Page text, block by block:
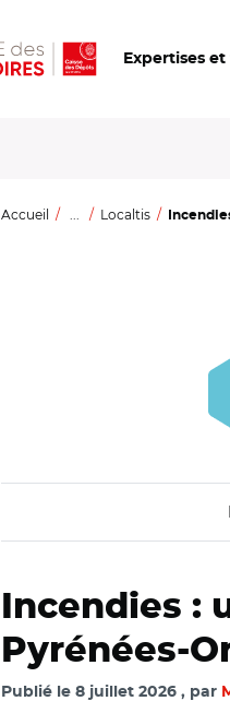
Expertises
Accueil ... Localtis
Incendies :
Pyrénées-
Publié le 8 juillet 2026 par